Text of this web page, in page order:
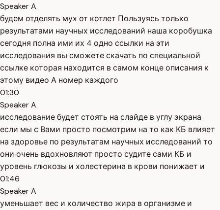
Speaker A
будем отделять мух от котлет Пользуясь только
результатами научных исследований наша коробушка
сегодня полна ими их 4 одно ссылки на эти
исследования вы сможете скачать по специальной
ссылке которая находится в самом конце описания к
этому видео А номер каждого
01:30
Speaker A
исследование будет стоять на слайде в углу экрана
если мы с Вами просто посмотрим на то как КБ влияет
на здоровье по результатам научных исследований то
они очень вдохновляют просто судите сами КБ и
уровень глюкозы и холестерина в крови понижает и
01:46
Speaker A
уменьшает вес и количество жира в организме и